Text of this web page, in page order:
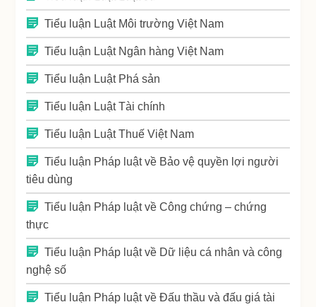
Tiểu luận Luật Môi trường Việt Nam
Tiểu luận Luật Ngân hàng Việt Nam
Tiểu luận Luật Phá sản
Tiểu luận Luật Tài chính
Tiểu luận Luật Thuế Việt Nam
Tiểu luận Pháp luật về Bảo vệ quyền lợi người
tiêu dùng
Tiểu luận Pháp luật về Công chứng – chứng
thực
Tiểu luận Pháp luật về Dữ liệu cá nhân và công
nghệ số
Tiểu luận Pháp luật về Đấu thầu và đấu giá tài